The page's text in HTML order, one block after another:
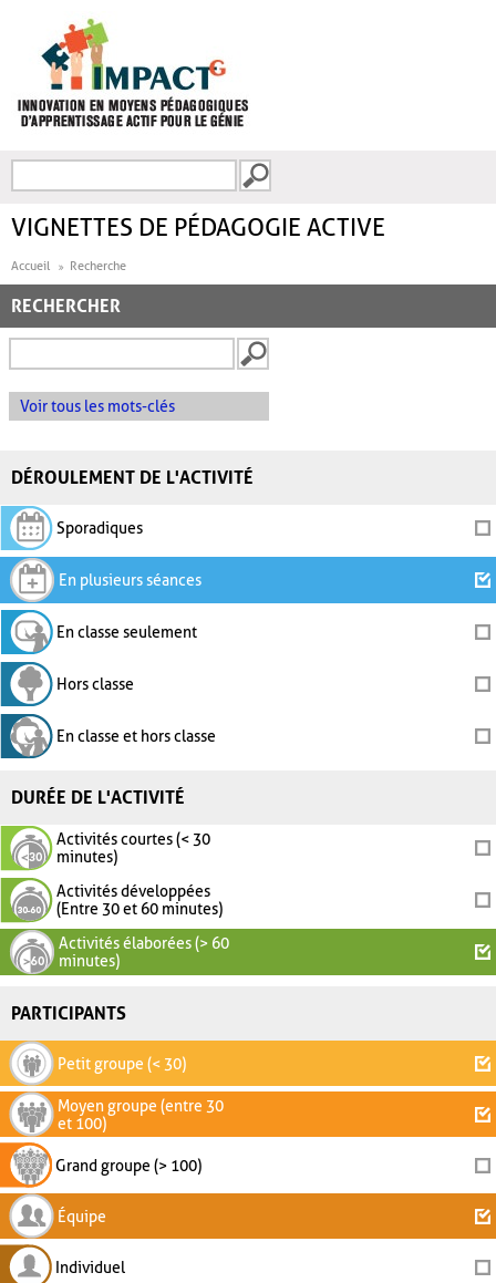
FORMULAIRE DE
VIGNETTES DE PÉDAGOGIE ACTIVE
Accueil Recherche
RECHERCHER
Voir tous les mots-clés
DÉROULEMENT DE L'ACTIVITÉ
Sporadiques
En plusieurs séances
En classe seulement
Hors classe
En classe et hors classe
DURÉE DE L'ACTIVITÉ
Activités courtes (< 30
minutes)
Activités développées
(Entre 30 et 60 minutes)
Activités élaborées (> 60
minutes)
PARTICIPANTS
Petit groupe (< 30)
Moyen groupe (entre 30
et 100)
Grand groupe (> 100)
Équipe
Individuel